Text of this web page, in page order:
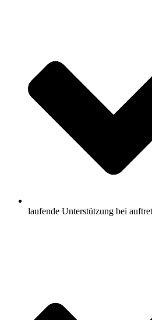
laufende Unterstützung bei